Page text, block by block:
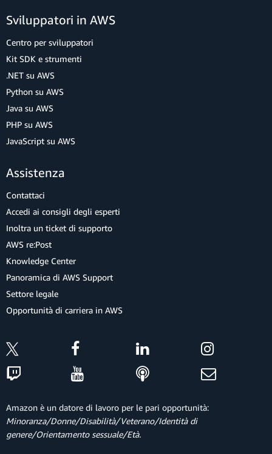
Sviluppatori in AWS
Centro per sviluppatori
Kit SDK e strumenti
.NET su AWS
Python su AWS
Java su AWS
PHP su AWS
JavaScript su AWS
Assistenza
Contattaci
Accedi ai consigli degli esperti
Inoltra un ticket di supporto
AWS re:Post
Knowledge Center
Panoramica di AWS Support
Settore legale
Opportunità di carriera in AWS
Amazon è un datore di lavoro per le pari opportunità:
Minoranza/Donne/Disabilità/Veterano/Identità di
genere/Orientamento sessuale/Età.